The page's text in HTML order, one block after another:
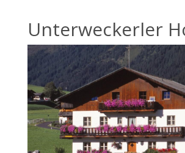
Unterweckerler